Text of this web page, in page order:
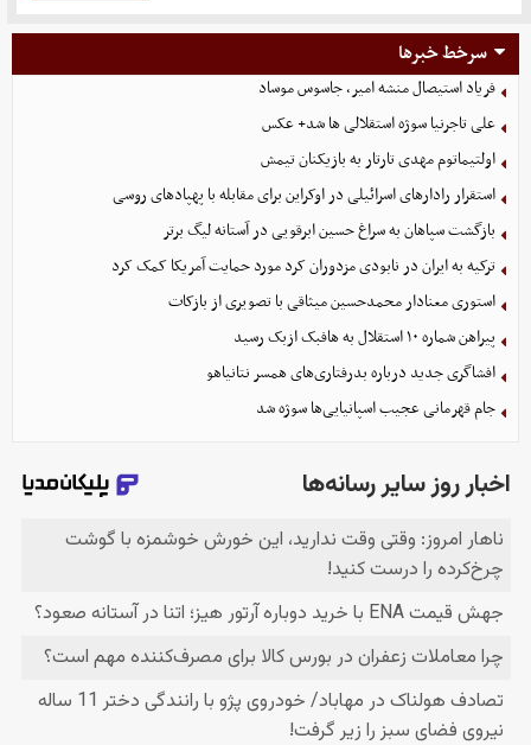
سرخط خبرها
فریاد استیصال منشه امیر، جاسوس موساد
علی تاجرنیا سوژه استقلالی‌ ها شد+ عکس
اولتیماتوم مهدی تارتار به بازیکنان تیمش
استقرار رادارهای اسرائیلی در اوکراین برای مقابله با پهپادهای روسی
بازگشت سپاهان به سراغ حسین ابرقویی در آستانه لیگ برتر
ترکیه به ایران در نابودی مزدوران کرد مورد حمایت آمریکا کمک کرد
استوری معنادار محمدحسین میثاقی با تصویری از بازکات
پیراهن شماره ۱۰ استقلال به هافبک ازبک رسید
افشاگری جدید درباره بدرفتاری‌های همسر نتانیاهو
جام قهرمانی عجیب اسپانیایی‌ها سوژه شد